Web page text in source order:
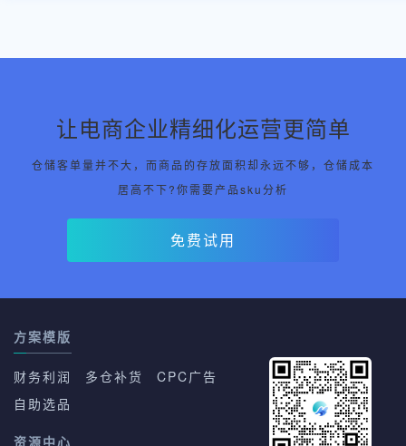
让电商企业精细化运营更简单
仓储客单量并不大，而商品的存放面积却永远不够，仓储成本
居高不下?你需要产品sku分析
免费试用
方案模版
财务利润 多仓补货
CPC广告
自助选品
资源中心